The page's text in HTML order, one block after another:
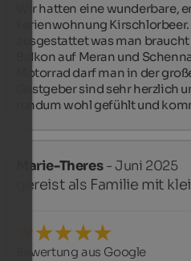
Wir hatten eine wunderbare,
Ferienwohnung
ausgestattet was man
Balkon auf Meran und
Motorrad darf man in der
Gastgeber sind sehr herzlich
rundum wohl gefühlt und
Marie-Theres- Juni 2025
gereist als Familie mit
Bewertung aus Google